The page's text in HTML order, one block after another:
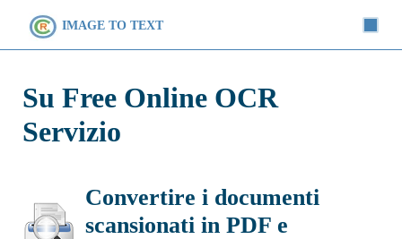
IMAGE TO TEXT
Su Free Online OCR
Servizio
Convertire i documenti
scansionati in PDF e